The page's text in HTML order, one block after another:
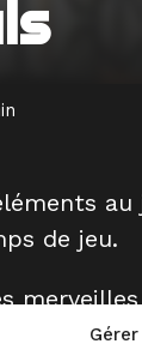
au
de jeu.
à ce